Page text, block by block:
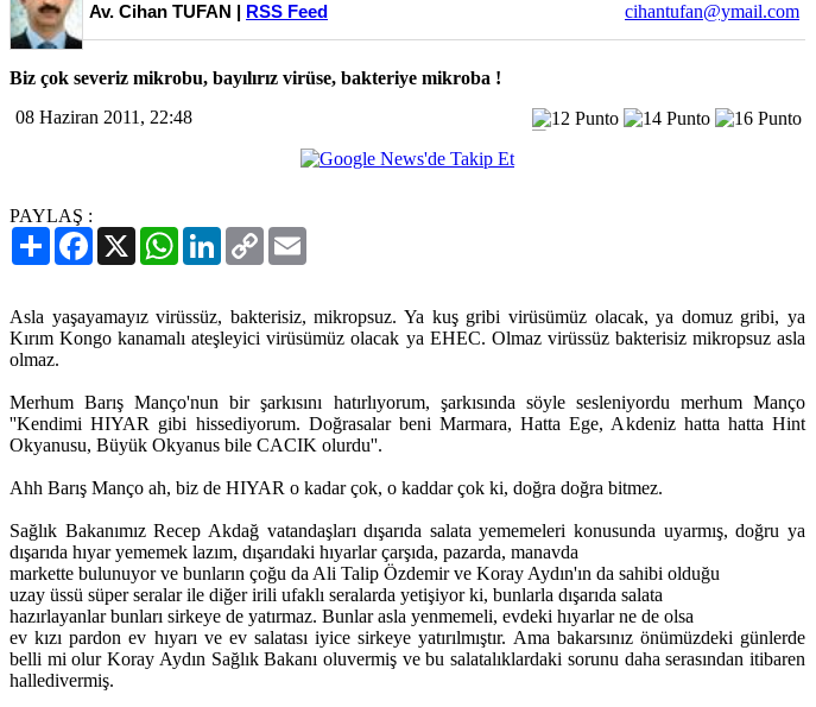
Av. Cihan TUFAN | RSS Feed cihantufan@ymail.com
Biz çok severiz mikrobu, bayılırız virüse, bakteriye mikroba !
08 Haziran 2011, 22:48
PAYLAŞ :
PaylaşFacebook
X WhatsAppLinkedIn
Copy
Link
Asla yaşayamayız virüssüz, bakterisiz, mikropsuz. Ya kuş gribi virüsümüz olacak, ya domuz gribi, ya
Kırım Kongo kanamalı ateşleyici virüsümüz olacak ya EHEC. Olmaz virüssüz bakterisiz mikropsuz asla
olmaz.
Merhum Barış Manço'nun bir şarkısını hatırlıyorum, şarkısında söyle sesleniyordu merhum Manço
''Kendimi HIYAR gibi hissediyorum. Doğrasalar beni Marmara, Hatta Ege, Akdeniz hatta hatta Hint
Okyanusu, Büyük Okyanus bile CACIK olurdu''.
Ahh Barış Manço ah, biz de HIYAR o kadar çok, o kaddar çok ki, doğra doğra bitmez.
Sağlık Bakanımız Recep Akdağ vatandaşları dışarıda salata yememeleri konusunda uyarmış, doğru ya
dışarıda hıyar yememek lazım, dışarıdaki hıyarlar çarşıda, pazarda, manavda
markette bulunuyor ve bunların çoğu da Ali Talip Özdemir ve Koray Aydın'ın da sahibi olduğu
uzay üssü süper seralar ile diğer irili ufaklı seralarda yetişiyor ki, bunlarla dışarıda salata
hazırlayanlar bunları sirkeye de yatırmaz. Bunlar asla yenmemeli, evdeki hıyarlar ne de olsa
ev kızı pardon ev hıyarı ve ev salatası iyice sirkeye yatırılmıştır. Ama bakarsınız önümüzdeki günlerde
belli mi olur Koray Aydın Sağlık Bakanı oluvermiş ve bu salatalıklardaki sorunu daha serasından itibaren
halledivermiş.